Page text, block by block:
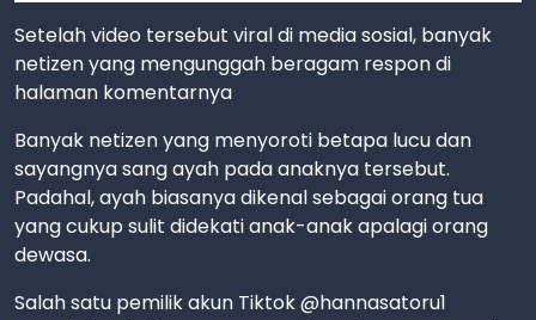
Setelah video tersebut viral di media sosial, banyak
netizen yang mengunggah beragam respon di
halaman komentarnya
Banyak netizen yang menyoroti betapa lucu dan
sayangnya sang ayah pada anaknya tersebut.
Padahal, ayah biasanya dikenal sebagai orang tua
yang cukup sulit didekati anak-anak apalagi orang
dewasa.
Salah satu pemilik akun Tiktok @hannasatoru1